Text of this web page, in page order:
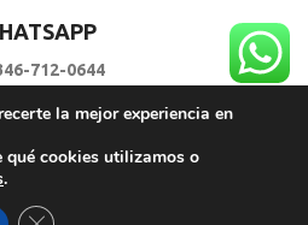
712-0644
la mejor experiencia en
qué cookies utilizamos o
.
Cerrar el banner de cookies RGPD